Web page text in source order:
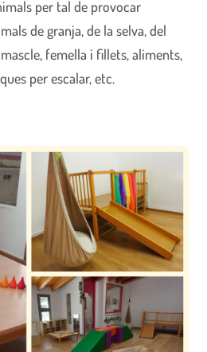
per tal de provocar
de granja, de la selva, del
femella i fillets, aliments,
per escalar, etc.